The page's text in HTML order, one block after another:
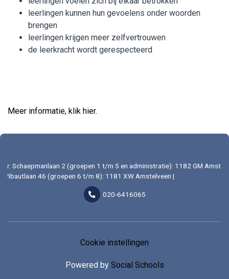
leerlingen kunnen hun gevoelens onder woorden
brengen
leerlingen krijgen meer zelfvertrouwen
de leerkracht wordt gerespecteerd
Meer informatie, klik hier.
Dr. Schaepmanlaan 2 (groepen 1 t/m 5 en administratie): 1182 GM
Wibautlaan 46 (groepen 6 t/m 8): 1181 XW Amstelveen |
020-6416065
Cookie instellingen
Powered by Social Schools